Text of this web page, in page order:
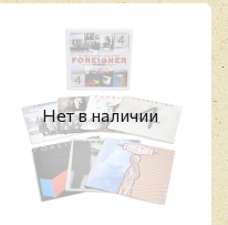
Нет в наличии